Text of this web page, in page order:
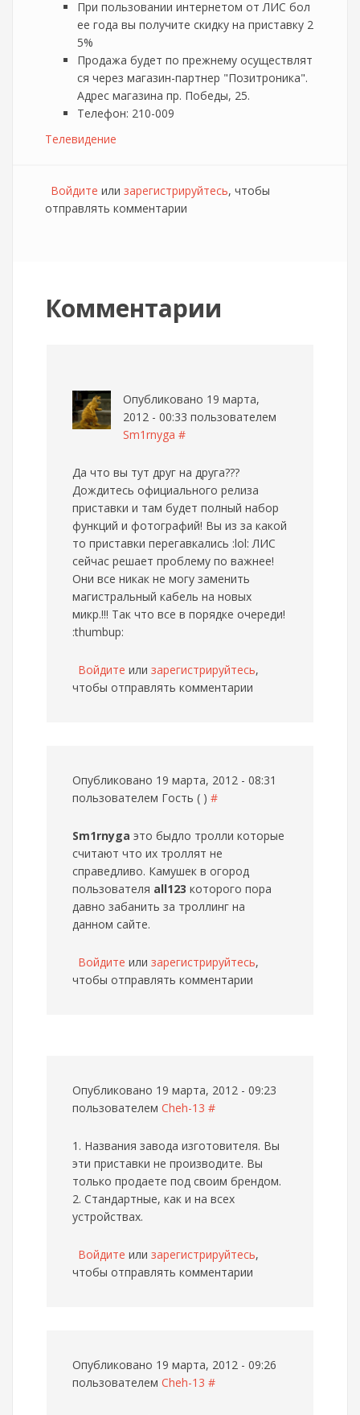
При пользовании интернетом от ЛИС бол
ее года вы получите скидку на приставку 2
5%
Продажа будет по прежнему осуществлят
ся через магазин-партнер "Позитроника".
Адрес магазина пр. Победы, 25.
Телефон: 210-009
Телевидение
Войдите или зарегистрируйтесь, чтобы
отправлять комментарии
Комментарии
Опубликовано 19 марта,
2012 - 00:33 пользователем
Sm1rnyga #
Да что вы тут друг на друга???
Дождитесь официального релиза
приставки и там будет полный набор
функций и фотографий! Вы из за какой
то приставки перегавкались :lol: ЛИС
сейчас решает проблему по важнее!
Они все никак не могу заменить
магистральный кабель на новых
микр.!!! Так что все в порядке очереди!
:thumbup:
Войдите или зарегистрируйтесь,
чтобы отправлять комментарии
Опубликовано 19 марта, 2012 - 08:31
пользователем Гость ( ) #
Sm1rnyga это быдло тролли которые
считают что их троллят не
справедливо. Камушек в огород
пользователя all123 которого пора
давно забанить за троллинг на
данном сайте.
Войдите или зарегистрируйтесь,
чтобы отправлять комментарии
Опубликовано 19 марта, 2012 - 09:23
пользователем Cheh-13 #
1. Названия завода изготовителя. Вы
эти приставки не производите. Вы
только продаете под своим брендом.
2. Стандартные, как и на всех
устройствах.
Войдите или зарегистрируйтесь,
чтобы отправлять комментарии
Опубликовано 19 марта, 2012 - 09:26
пользователем Cheh-13 #